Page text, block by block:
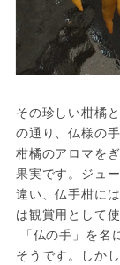
その珍しい柑橘
の通り、仏様の
柑橘のアロマを
果実です。ジュ
違い、仏手柑に
は観賞用として
そうです。しか